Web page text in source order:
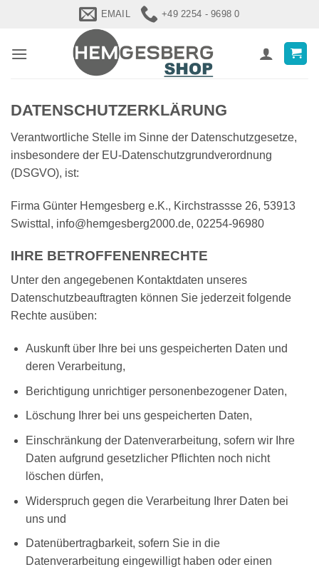
EMAIL +49 2254 - 9698 0
DATENSCHUTZERKLÄRUNG
Verantwortliche Stelle im Sinne der Datenschutzgesetze,
insbesondere der EU-Datenschutzgrundverordnung
(DSGVO), ist:
Firma Günter Hemgesberg e.K., Kirchstrassse 26, 53913
Swisttal, info@hemgesberg2000.de, 02254-96980
IHRE BETROFFENENRECHTE
Unter den angegebenen Kontaktdaten unseres
Datenschutzbeauftragten können Sie jederzeit folgende
Rechte ausüben:
Auskunft über Ihre bei uns gespeicherten Daten und
deren Verarbeitung,
Berichtigung unrichtiger personenbezogener Daten,
Löschung Ihrer bei uns gespeicherten Daten,
Einschränkung der Datenverarbeitung, sofern wir Ihre
Daten aufgrund gesetzlicher Pflichten noch nicht
löschen dürfen,
Widerspruch gegen die Verarbeitung Ihrer Daten bei
uns und
Datenübertragbarkeit, sofern Sie in die
Datenverarbeitung eingewilligt haben oder einen